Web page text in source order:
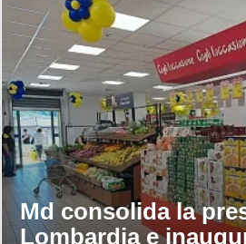
Md consolida la
Lombardia e